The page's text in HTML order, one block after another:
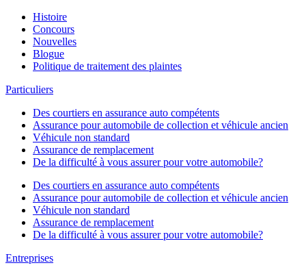
Histoire
Concours
Nouvelles
Blogue
Politique de traitement des plaintes
Particuliers
Des courtiers en assurance auto compétents
Assurance pour automobile de collection et véhicule ancien
Véhicule non standard
Assurance de remplacement
De la difficulté à vous assurer pour votre automobile?
Des courtiers en assurance auto compétents
Assurance pour automobile de collection et véhicule ancien
Véhicule non standard
Assurance de remplacement
De la difficulté à vous assurer pour votre automobile?
Entreprises